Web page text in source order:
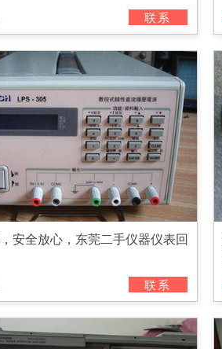
联系
安全放心，东莞二手仪器仪表回
联系